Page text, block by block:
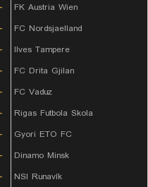
-
FK Austria Wien
-
FC Nordsjaelland
-
Ilves Tampere
-
FC Drita Gjilan
-
FC Vaduz
-
Rigas Futbola Skola
-
Gyori ETO FC
-
Dinamo Minsk
-
NSI Runavík